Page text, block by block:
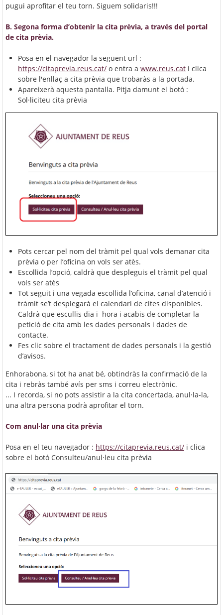
pugui aprofitar el teu torn. Siguem solidaris!!!
B. Segona forma d’obtenir la cita prèvia, a través del portal
de cita prèvia.
Posa en el navegador la següent url :
https://citaprevia.reus.cat/ o entra a www.reus.cat i clica
sobre l'enllaç a cita prèvia que trobaràs a la portada.
Apareixerà aquesta pantalla. Pitja damunt el botó :
Sol·liciteu cita prèvia
Pots cercar pel nom del tràmit pel qual vols demanar cita
prèvia o per l’oficina on vols ser atès.
Escollida l’opció, caldrà que despleguis el tràmit pel qual
vols ser atès
Tot seguit i una vegada escollida l’oficina, canal d’atenció i
tràmit se’t desplegarà el calendari de cites disponibles.
Caldrà que escullis dia i hora i acabis de completar la
petició de cita amb les dades personals i dades de
contacte.
Fes clic sobre el tractament de dades personals i la gestió
d’avisos.
Enhorabona, si tot ha anat bé, obtindràs la confirmació de la
cita i rebràs també avís per sms i correu electrònic.
... I recorda, si no pots assistir a la cita concertada, anul·la-la,
una altra persona podrà aprofitar el torn.
Com anul·lar una cita prèvia
Posa en el teu navegador : https://citaprevia.reus.cat/ i clica
sobre el botó Consulteu/anul·leu cita prèvia